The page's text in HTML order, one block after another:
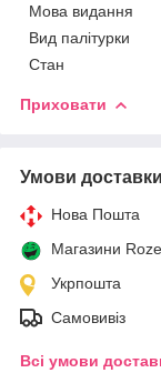
Мова видання
Вид палітурки
Стан
Приховати
Умови доставки
Нова Пошта
Магазини
Укрпошта
Самовивіз
Всі умови